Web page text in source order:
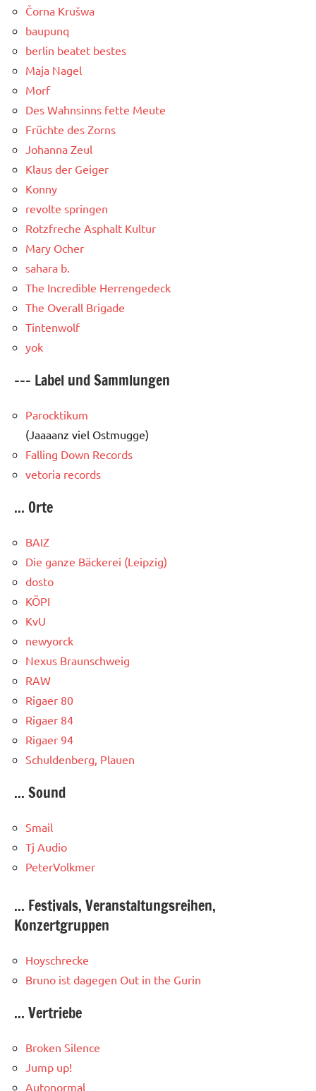
Čorna Krušwa
baupunq
berlin beatet bestes
Maja Nagel
Morf
Des Wahnsinns fette Meute
Früchte des Zorns
Johanna Zeul
Klaus der Geiger
Konny
revolte springen
Rotzfreche Asphalt Kultur
Mary Ocher
sahara b.
The Incredible Herrengedeck
The Overall Brigade
Tintenwolf
yok
--- Label und Sammlungen
Parocktikum
(Jaaaanz viel Ostmugge)
Falling Down Records
vetoria records
... Orte
BAIZ
Die ganze Bäckerei (Leipzig)
dosto
KÖPI
KvU
newyorck
Nexus Braunschweig
RAW
Rigaer 80
Rigaer 84
Rigaer 94
Schuldenberg, Plauen
... Sound
Smail
Tj Audio
PeterVolkmer
... Festivals, Veranstaltungsreihen,
Konzertgruppen
Hoyschrecke
Bruno ist dagegen Out in the Gurin
... Vertriebe
Broken Silence
Jump up!
Autonormal